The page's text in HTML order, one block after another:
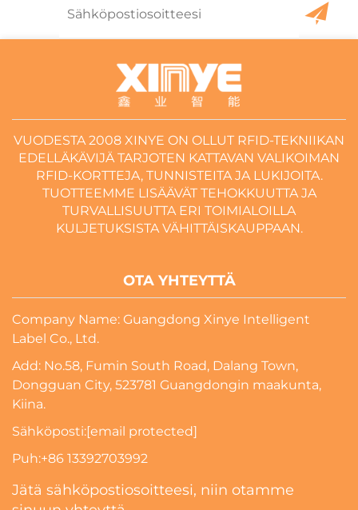
VUODESTA 2008 XINYE ON OLLUT RFID-TEKNIIKAN
EDELLÄKÄVIJÄ TARJOTEN KATTAVAN VALIKOIMAN
RFID-KORTTEJA, TUNNISTEITA JA LUKIJOITA.
TUOTTEEMME LISÄÄVÄT TEHOKKUUTTA JA
TURVALLISUUTTA ERI TOIMIALOILLA
KULJETUKSISTA VÄHITTÄISKAUPPAAN.
OTA YHTEYTTÄ
Company Name: Guangdong Xinye Intelligent
Label Co., Ltd.
Add: No.58, Fumin South Road, Dalang Town,
Dongguan City, 523781 Guangdongin maakunta,
Kiina.
Sähköposti:[email protected]
Puh:+86 13392703992
Jätä sähköpostiosoitteesi, niin otamme